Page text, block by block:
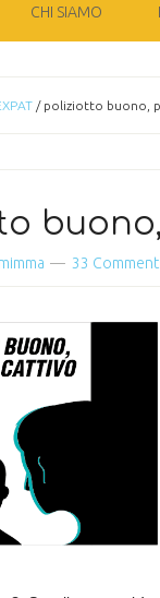
CHI SIAMO
/poliziotto buono,
mimma 33